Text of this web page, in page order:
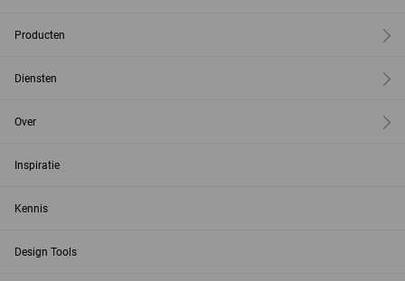
Producten
Diensten
Over
Inspiratie
Kennis
Design Tools